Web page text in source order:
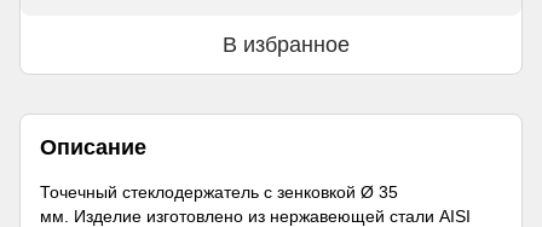
В избранное
Описание
Точечный стеклодержатель с зенковкой Ø 35
мм. Изделие изготовлено из нержавеющей стали AISI